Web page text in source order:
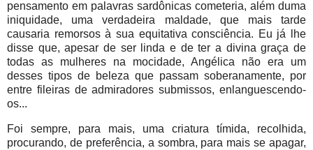
pensamento em palavras sardônicas cometeria, além duma
iniquidade, uma verdadeira maldade, que mais tarde
causaria remorsos à sua equitativa consciência. Eu já lhe
disse que, apesar de ser linda e de ter a divina graça de
todas as mulheres na mocidade, Angélica não era um
desses tipos de beleza que passam soberanamente, por
entre fileiras de admiradores submissos, enlanguescendo-
os...
Foi sempre, para mais, uma criatura tímida, recolhida,
procurando, de preferência, a sombra, para mais se apagar,